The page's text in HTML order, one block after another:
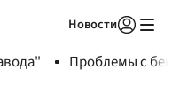
Новости
Проблемы с